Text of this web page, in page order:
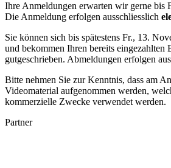
Ihre Anmeldungen erwarten wir gerne bis
Die Anmeldung erfolgen ausschliesslich
Sie können sich bis spätestens Fr., 13.
und bekommen Ihren bereits eingezahlten
gutgeschrieben. Abmeldungen erfolgen
Bitte nehmen Sie zur Kenntnis, dass am
Videomaterial aufgenommen werden,
kommerzielle Zwecke verwendet werden.
Partner